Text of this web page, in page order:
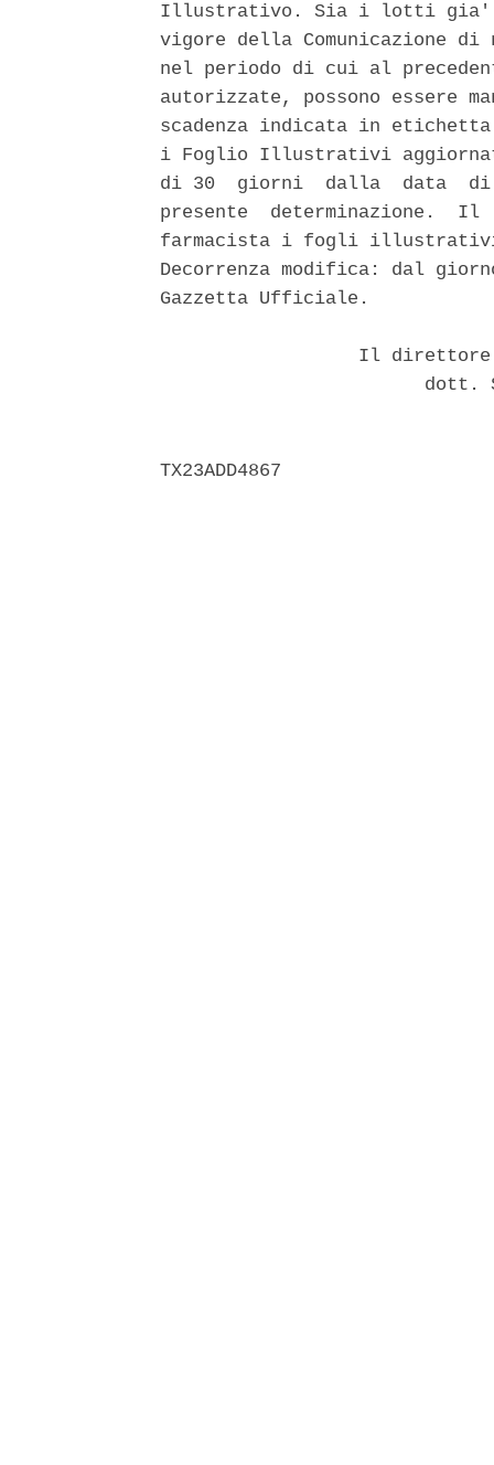
Illustrativo. Sia i lotti gia'
vigore della
nel periodo di cui al
autorizzate, possono essere
scadenza indicata in
i Foglio Illustrativi
di 30  giorni  dalla  data  di
presente  determinazione.
farmacista i fogli illustrativi
Decorrenza modifica: dal
Gazzetta Ufficiale.
Il